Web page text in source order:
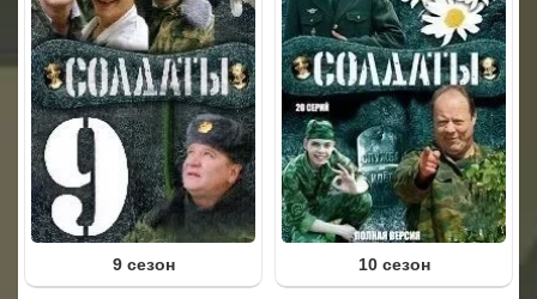
9 сезон 10 сезон